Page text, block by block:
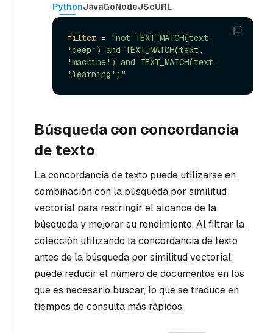
PythonJavaGoNodeJScURL
filter =
"not TEXT_MATCH(text,
'deep') and TEXT_MATCH(text,
'machine') and TEXT_MATCH(text,
'learning')"
Búsqueda con concordancia
de texto
La concordancia de texto puede utilizarse en
combinación con la búsqueda por similitud
vectorial para restringir el alcance de la
búsqueda y mejorar su rendimiento. Al filtrar la
colección utilizando la concordancia de texto
antes de la búsqueda por similitud vectorial,
puede reducir el número de documentos en los
que es necesario buscar, lo que se traduce en
tiempos de consulta más rápidos.